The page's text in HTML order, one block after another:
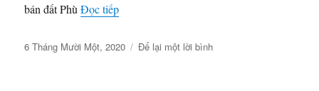
bán đất PhùĐọc tiếp“BÁN ĐẤT VĨNH NGỌC NHATRANG,
Đăng
6 Tháng Mười Một, 2020 Để lại một lời bìnhở